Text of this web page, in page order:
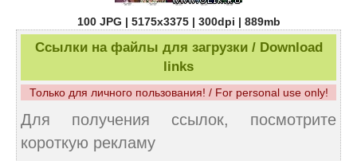
100 JPG | 5175x3375 | 300dpi | 889mb
Ссылки на файлы для загрузки / Download
links
Только для личного пользования! / For personal use only!
Для получения ссылок, посмотрите
короткую рекламу